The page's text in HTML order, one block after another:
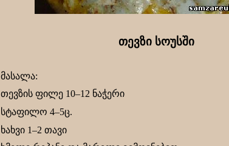
თევზი სოუსში
მასალა:
თევზის ფილე 10–12 ნაჭერი
სტაფილო 4–5ც.
ხახვი 1–2 თავი